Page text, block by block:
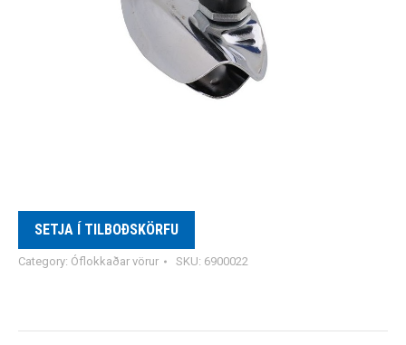
SETJA Í TILBOÐSKÖRFU
Category: Óflokkaðar vörur SKU: 6900022